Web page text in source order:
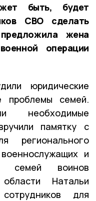
быть, будет
СВО сделать
жена
операции
юридические
проблемы семей.
необходимые
памятку с
регионального
и
семей воинов
Натальи
для